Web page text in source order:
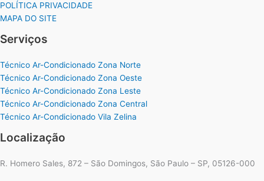
POLÍTICA PRIVACIDADE
MAPA DO SITE
Serviços
Técnico Ar-Condicionado Zona Norte
Técnico Ar-Condicionado Zona Oeste
Técnico Ar-Condicionado Zona Leste
Técnico Ar-Condicionado Zona Central
Técnico Ar-Condicionado Vila Zelina
Localização
R. Homero Sales, 872 – São Domingos, São Paulo – SP, 05126-000